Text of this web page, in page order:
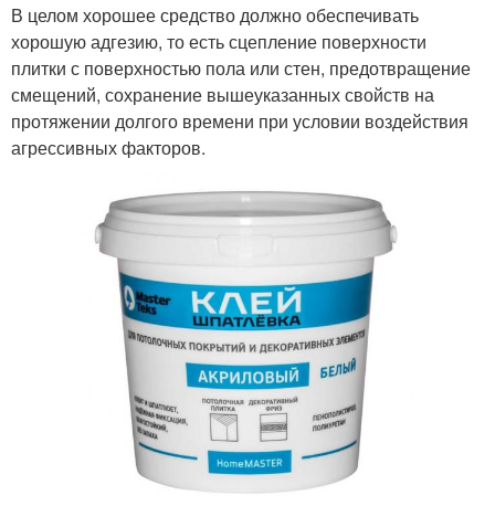
В целом хорошее средство должно обеспечивать
хорошую адгезию, то есть сцепление поверхности
плитки с поверхностью пола или стен, предотвращение
смещений, сохранение вышеуказанных свойств на
протяжении долгого времени при условии воздействия
агрессивных факторов.